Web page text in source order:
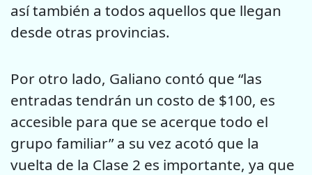
así también a todos aquellos que llegan
desde otras provincias.
Por otro lado, Galiano contó que “las
entradas tendrán un costo de $100, es
accesible para que se acerque todo el
grupo familiar” a su vez acotó que la
vuelta de la Clase 2 es importante, ya que